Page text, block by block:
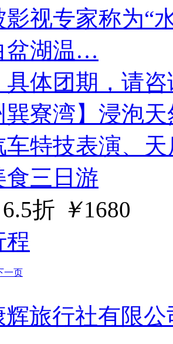
影视专家称为“
盆湖温…
具体团期，请
巽寮湾】浸泡
车特技表演、
食三日游
6.5折 ￥1680
程
一页
旅行社有限